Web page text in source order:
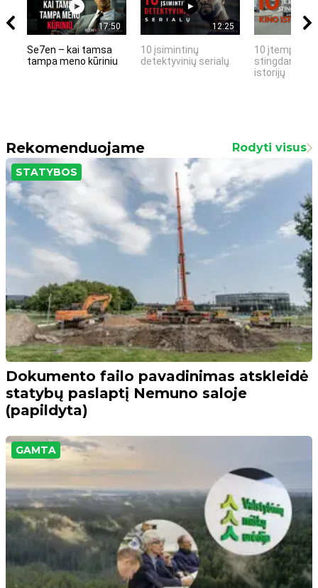
17:50
Se7en – kai tamsa
tampa meno kūriniu
12:25
10 įsimintinų
detektyvinių serialų
10 įtemptų,
stingdančių
istorijų
Rekomenduojame Rodyti visus
STATYBOS
Dokumento failo pavadinimas atskleidė
statybų paslaptį Nemuno saloje
(papildyta)
GAMTA